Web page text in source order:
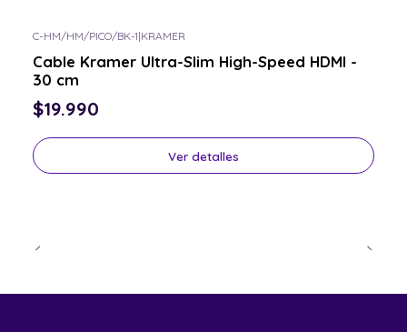
C-HM/HM/PICO/BK-1|KRAMER
Cable Kramer Ultra-Slim High-Speed HDMI -
30 cm
$19.990
Ver detalles